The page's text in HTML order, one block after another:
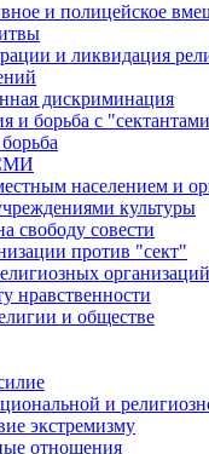
и полицейское
и ликвидация
дискриминация
и борьба с
населением и
культуры
свободу совести
против "сект"
нравственности
и обществе
и
экстремизму
отношения